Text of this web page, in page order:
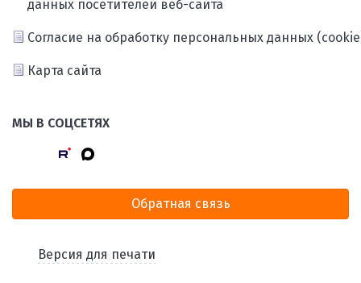
данных посетителей веб-сайта
Согласие на обработку персональных данных
Карта сайта
МЫ В СОЦСЕТЯХ
Обратная связь
Версия для печати